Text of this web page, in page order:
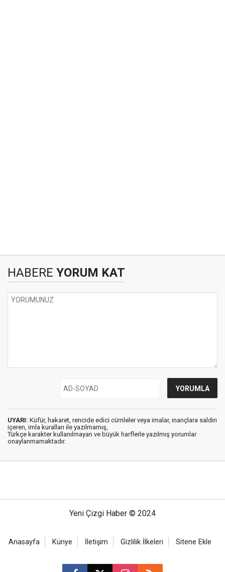
HABERE YORUM KAT
UYARI: Küfür, hakaret, rencide edici cümleler veya imalar, inançlara saldırı
içeren, imla kuralları ile yazılmamış,
Türkçe karakter kullanılmayan ve büyük harflerle yazılmış yorumlar
onaylanmamaktadır.
Yeni Çizgi Haber © 2024
Anasayfa Künye İletişim Gizlilik İlkeleri Sitene Ekle